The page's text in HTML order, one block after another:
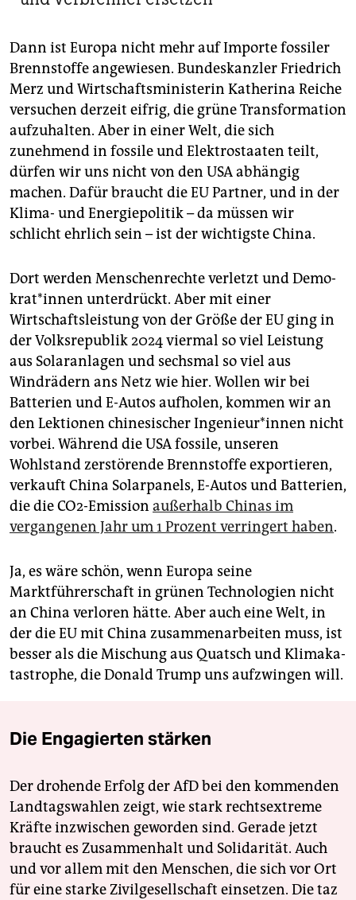
Dann ist Europa nicht mehr auf Importe fossiler
Brennstoffe angewiesen. Bundeskanzler Friedrich
Merz und Wirtschaftsministerin Katherina Reiche
versuchen derzeit eifrig, die grüne Transformation
aufzuhalten. Aber in einer Welt, die sich
zunehmend in fossile und Elektrostaaten teilt,
dürfen wir uns nicht von den USA abhängig
machen. Dafür braucht die EU Partner, und in der
Klima- und Energiepolitik – da müssen wir
schlicht ehrlich sein – ist der wichtigste China.
Dort werden Menschenrechte verletzt und De­mo­
kra­t*in­nen unterdrückt. Aber mit einer
Wirtschaftsleistung von der Größe der EU ging in
der Volksrepublik 2024 viermal so viel Leistung
aus Solaranlagen und sechsmal so viel aus
Windrädern ans Netz wie hier. Wollen wir bei
Batterien und E-Autos aufholen, kommen wir an
den Lektionen chinesischer In­ge­nieur*in­nen nicht
vorbei. Während die USA fossile, unseren
Wohlstand zerstörende Brennstoffe exportieren,
verkauft China Solarpanels, E-Autos und Batterien,
die die CO2-Emission außerhalb Chinas im
vergangenen Jahr um 1 Prozent verringert haben.
Ja, es wäre schön, wenn Europa seine
Marktführerschaft in grünen Technologien nicht
an China verloren hätte. Aber auch eine Welt, in
der die EU mit China zusammenarbeiten muss, ist
besser als die Mischung aus Quatsch und Kli­ma­ka­
tas­tro­phe, die Donald Trump uns aufzwingen will.
Die Engagierten stärken
Der drohende Erfolg der AfD bei den kommenden
Landtagswahlen zeigt, wie stark rechtsextreme
Kräfte inzwischen geworden sind. Gerade jetzt
braucht es Zusammenhalt und Solidarität. Auch
und vor allem mit den Menschen, die sich vor Ort
für eine starke Zivilgesellschaft einsetzen. Die taz